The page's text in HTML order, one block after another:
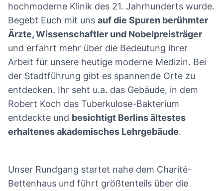
hochmoderne Klinik des 21. Jahrhunderts wurde.
Begebt Euch mit uns auf die Spuren berühmter
Ärzte, Wissenschaftler und Nobelpreisträger
und erfahrt mehr über die Bedeutung ihrer
Arbeit für unsere heutige moderne Medizin. Bei
der Stadtführung gibt es spannende Orte zu
entdecken. Ihr seht u.a. das Gebäude, in dem
Robert Koch das Tuberkulose-Bakterium
entdeckte und besichtigt Berlins ältestes
erhaltenes akademisches Lehrgebäude.
Unser Rundgang startet nahe dem Charité-
Bettenhaus und führt größtenteils über die